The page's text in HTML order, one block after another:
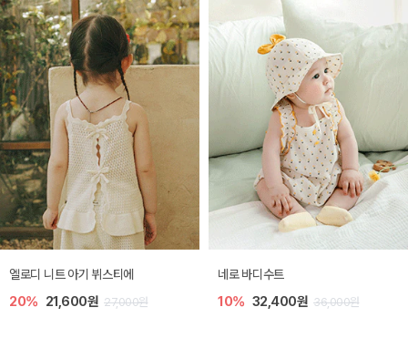
엘로디 니트 아기 뷔스티에
20% 21,600원 27,000원
네로 바디수트
10% 32,400원 36,000원